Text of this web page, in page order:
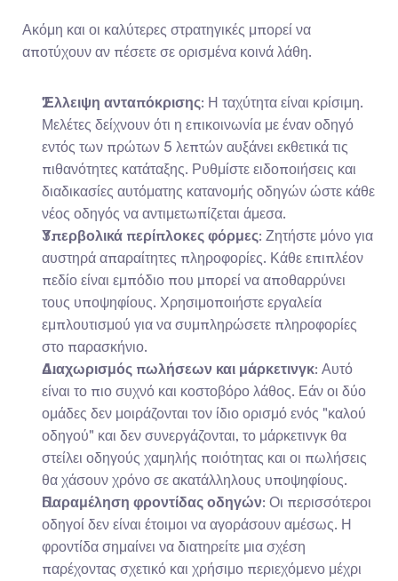
Ακόμη και οι καλύτερες στρατηγικές μπορεί να
αποτύχουν αν πέσετε σε ορισμένα κοινά λάθη.
Έλλειψη ανταπόκρισης: Η ταχύτητα είναι κρίσιμη.
Μελέτες δείχνουν ότι η επικοινωνία με έναν οδηγό
εντός των πρώτων 5 λεπτών αυξάνει εκθετικά τις
πιθανότητες κατάταξης. Ρυθμίστε ειδοποιήσεις και
διαδικασίες αυτόματης κατανομής οδηγών ώστε κάθε
νέος οδηγός να αντιμετωπίζεται άμεσα.
Υπερβολικά περίπλοκες φόρμες: Ζητήστε μόνο για
αυστηρά απαραίτητες πληροφορίες. Κάθε επιπλέον
πεδίο είναι εμπόδιο που μπορεί να αποθαρρύνει
τους υποψηφίους. Χρησιμοποιήστε εργαλεία
εμπλουτισμού για να συμπληρώσετε πληροφορίες
στο παρασκήνιο.
Διαχωρισμός πωλήσεων και μάρκετινγκ: Αυτό
είναι το πιο συχνό και κοστοβόρο λάθος. Εάν οι δύο
ομάδες δεν μοιράζονται τον ίδιο ορισμό ενός "καλού
οδηγού" και δεν συνεργάζονται, το μάρκετινγκ θα
στείλει οδηγούς χαμηλής ποιότητας και οι πωλήσεις
θα χάσουν χρόνο σε ακατάλληλους υποψηφίους.
Παραμέληση φροντίδας οδηγών: Οι περισσότεροι
οδηγοί δεν είναι έτοιμοι να αγοράσουν αμέσως. Η
φροντίδα σημαίνει να διατηρείτε μια σχέση
παρέχοντας σχετικό και χρήσιμο περιεχόμενο μέχρι